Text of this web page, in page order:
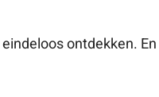
ontdekken.